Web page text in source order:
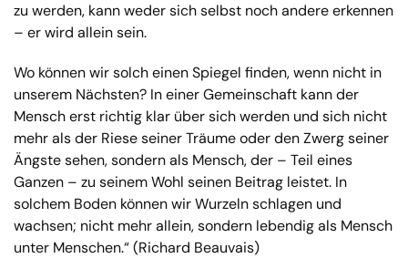
zu werden, kann weder sich selbst noch andere erkennen
– er wird allein sein.
Wo können wir solch einen Spiegel finden, wenn nicht in
unserem Nächsten? In einer Gemeinschaft kann der
Mensch erst richtig klar über sich werden und sich nicht
mehr als der Riese seiner Träume oder den Zwerg seiner
Ängste sehen, sondern als Mensch, der – Teil eines
Ganzen – zu seinem Wohl seinen Beitrag leistet. In
solchem Boden können wir Wurzeln schlagen und
wachsen; nicht mehr allein, sondern lebendig als Mensch
unter Menschen.“ (Richard Beauvais)